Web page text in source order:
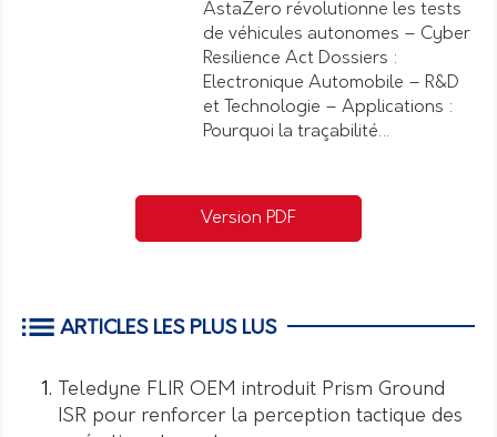
AstaZero révolutionne les tests
de véhicules autonomes – Cyber
Resilience Act Dossiers :
Electronique Automobile – R&D
et Technologie – Applications :
Pourquoi la traçabilité…
Version PDF
ARTICLES LES PLUS LUS
Teledyne FLIR OEM introduit Prism Ground
ISR pour renforcer la perception tactique des